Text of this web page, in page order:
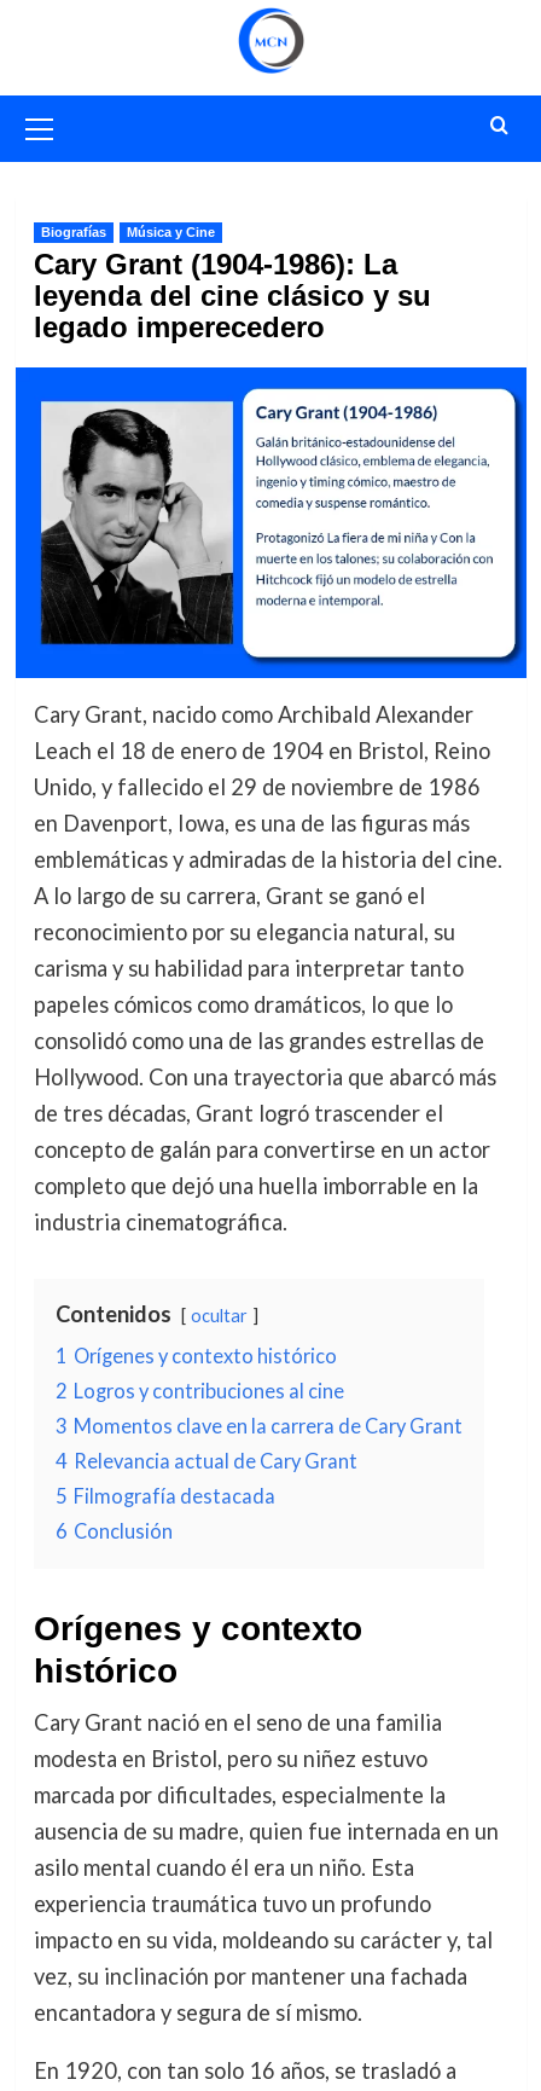
primario
Biografías Música y Cine
Cary Grant (1904-1986): La
leyenda del cine clásico y su
legado imperecedero
Cary Grant, nacido como Archibald Alexander
Leach el 18 de enero de 1904 en Bristol, Reino
Unido, y fallecido el 29 de noviembre de 1986
en Davenport, Iowa, es una de las figuras más
emblemáticas y admiradas de la historia del cine.
A lo largo de su carrera, Grant se ganó el
reconocimiento por su elegancia natural, su
carisma y su habilidad para interpretar tanto
papeles cómicos como dramáticos, lo que lo
consolidó como una de las grandes estrellas de
Hollywood. Con una trayectoria que abarcó más
de tres décadas, Grant logró trascender el
concepto de galán para convertirse en un actor
completo que dejó una huella imborrable en la
industria cinematográfica.
Contenidos ocultar
1 Orígenes y contexto histórico
2 Logros y contribuciones al cine
3 Momentos clave en la carrera de Cary Grant
4 Relevancia actual de Cary Grant
5 Filmografía destacada
6 Conclusión
Orígenes y contexto
histórico
Cary Grant nació en el seno de una familia
modesta en Bristol, pero su niñez estuvo
marcada por dificultades, especialmente la
ausencia de su madre, quien fue internada en un
asilo mental cuando él era un niño. Esta
experiencia traumática tuvo un profundo
impacto en su vida, moldeando su carácter y, tal
vez, su inclinación por mantener una fachada
encantadora y segura de sí mismo.
En 1920, con tan solo 16 años, se trasladó a